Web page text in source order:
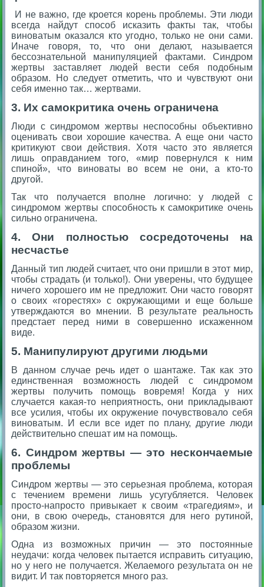
И не важно, где кроется корень проблемы. Эти люди
всегда найдут способ исказить факты так, чтобы
виноватым оказался кто угодно, только не они сами.
Иначе говоря, то, что они делают, называется
бессознательной манипуляцией фактами. Синдром
жертвы заставляет людей вести себя подобным
образом. Но следует отметить, что и чувствуют они
себя именно так… жертвами.
3. Их самокритика очень ограничена
Люди с синдромом жертвы неспособны объективно
оценивать свои хорошие качества. А еще они часто
критикуют свои действия. Хотя часто это является
лишь оправданием того, «мир повернулся к ним
спиной», что виноваты во всем не они, а кто-то
другой.
Так что получается вполне логично: у людей с
синдромом жертвы способность к самокритике очень
сильно ограничена.
4. Они полностью сосредоточены на
несчастье
Данный тип людей считает, что они пришли в этот мир,
чтобы страдать (и только!). Они уверены, что будущее
ничего хорошего им не предложит. Они часто говорят
о своих «горестях» с окружающими и еще больше
утверждаются во мнении. В результате реальность
предстает перед ними в совершенно искаженном
виде.
5. Манипулируют другими людьми
В данном случае речь идет о шантаже. Так как это
единственная возможность людей с синдромом
жертвы получить помощь вовремя! Когда у них
случается какая-то неприятность, они прикладывают
все усилия, чтобы их окружение почувствовало себя
виноватым. И если все идет по плану, другие люди
действительно спешат им на помощь.
6. Синдром жертвы — это нескончаемые
проблемы
Синдром жертвы — это серьезная проблема, которая
с течением времени лишь усугубляется. Человек
просто-напросто привыкает к своим «трагедиям», и
они, в свою очередь, становятся для него рутиной,
образом жизни.
Одна из возможных причин — это постоянные
неудачи: когда человек пытается исправить ситуацию,
но у него не получается. Желаемого результата он не
видит. И так повторяется много раз.